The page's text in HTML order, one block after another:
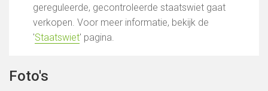
gereguleerde, gecontroleerde staatswiet gaat
verkopen. Voor meer informatie, bekijk de
'Staatswiet' pagina.
Foto's